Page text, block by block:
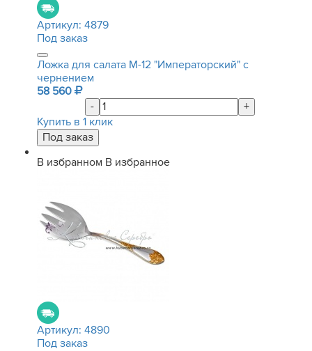
Артикул: 4879
Под заказ
Ложка для салата М-12 "Императорский" с
чернением
58 560
-
+
Купить в 1 клик
В избранном В избранное
Артикул: 4890
Под заказ